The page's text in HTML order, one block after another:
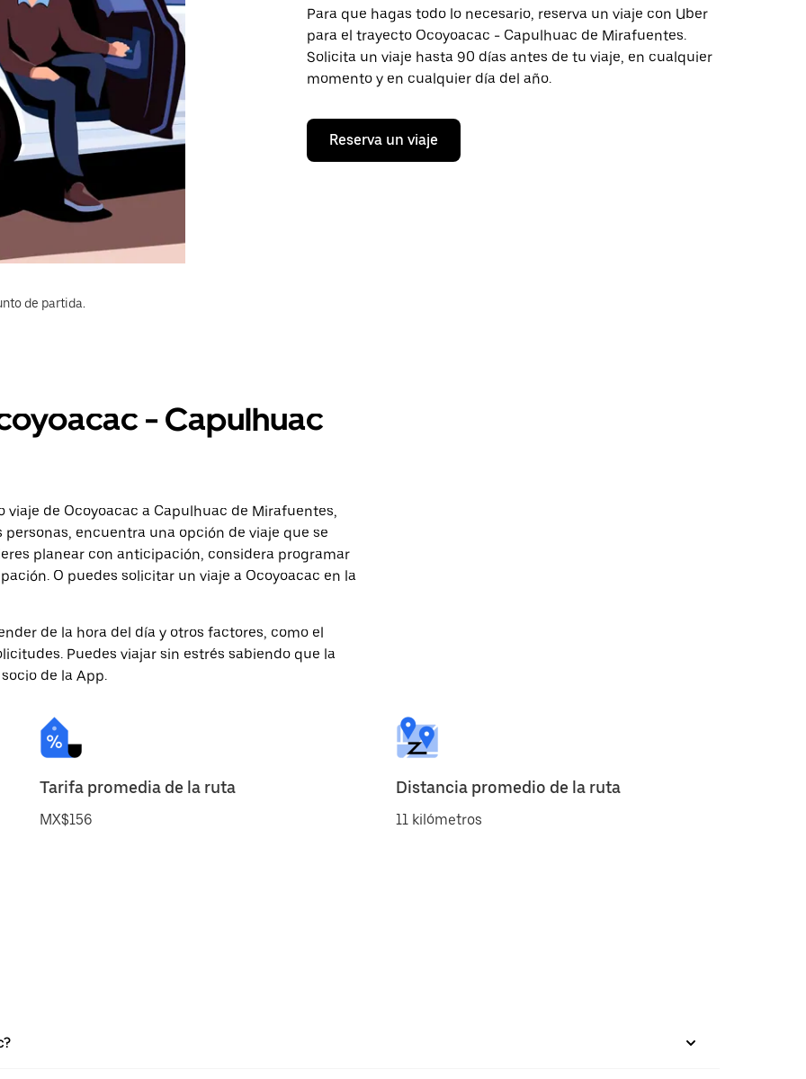
Para que hagas todo lo necesario, reserva un viaje con Uber
para el trayecto Ocoyoacac - Capulhuac de Mirafuentes.
Solicita un viaje hasta 90 días antes de tu viaje, en cualquier
momento y en cualquier día del año.
Reserva un viaje
de partida.
- Capulhuac
de Ocoyoacac a Capulhuac de Mirafuentes,
encuentra una opción de viaje que se
planear con anticipación, considera programar
O puedes solicitar un viaje a Ocoyoacac en la
de la hora del día y otros factores, como el
Puedes viajar sin estrés sabiendo que la
de la App.
Tarifa promedia de la ruta
MX$156
Distancia promedio de la ruta
11 kilómetros